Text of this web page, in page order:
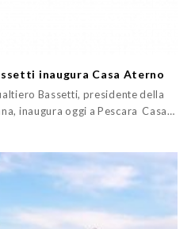
inaugura Casa Aterno
Bassetti, presidente della
inaugura oggi a Pescara Casa…